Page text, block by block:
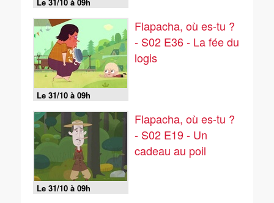
Le 31/10 à 09h
Flapacha, où es-tu ?
- S02 E36 - La fée du
logis
Le 31/10 à 09h
Flapacha, où es-tu ?
- S02 E19 - Un
cadeau au poil